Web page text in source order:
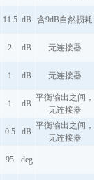
11.5 dB 含9dB自然损耗
2 dB 无连接器
1 dB 无连接器
1 dB
平衡输出之间，
无连接器
0.5 dB
平衡输出之间，
无连接器
95 deg